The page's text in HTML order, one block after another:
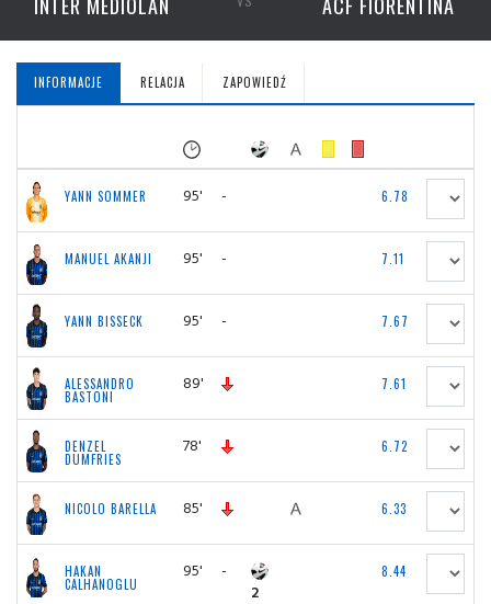
INFORMACJE RELACJA ZAPOWIEDŹ
YANN SOMMER 95' - 6.78
MANUEL AKANJI 95' - 7.11
YANN BISSECK 95' - 7.67
ALESSANDRO
BASTONI
89' 7.61
DENZEL
DUMFRIES
78' 6.72
NICOLO BARELLA 85' 6.33
HAKAN
CALHANOGLU
95'
-
2
8.44